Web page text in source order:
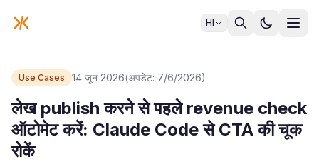
HI
Use Cases 14 जून 2026(अपडेट: 7/6/2026)
लेख publish करने से पहले revenue check
ऑटोमेट करें: Claude Code से CTA की चूक
रोकें